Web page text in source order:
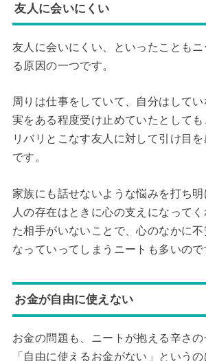
友人に会いにくい
友人に会いにくい、といったことも
る原因の一つです。
周りは仕事をしていて、自分はして
実をある程度受け止めていたとして
リバリとこなす友人に対して引け目
です。
家族にも話せないような悩みを打ち
人の存在はときに心の支えになって
た相手がいないことで、心のなかに
なっていってしまうニートも多いので
お金が自由に使えない
お金の問題も、ニートが抱える辛さ
「自由に使えるお金がない」という